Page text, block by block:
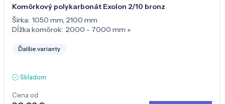
Komôrkový polykarbonát Exolon 2/10 bronz
Šírka: 1050 mm, 2100 mm
Dĺžka komôrok: 2000 - 7000 mm »
Ďalšie varianty
Skladom
Cena od